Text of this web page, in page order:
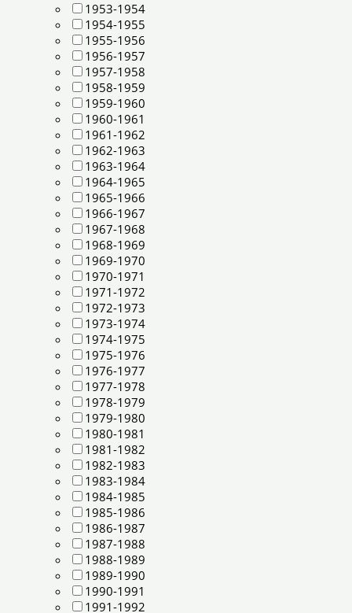
1953-1954
1954-1955
1955-1956
1956-1957
1957-1958
1958-1959
1959-1960
1960-1961
1961-1962
1962-1963
1963-1964
1964-1965
1965-1966
1966-1967
1967-1968
1968-1969
1969-1970
1970-1971
1971-1972
1972-1973
1973-1974
1974-1975
1975-1976
1976-1977
1977-1978
1978-1979
1979-1980
1980-1981
1981-1982
1982-1983
1983-1984
1984-1985
1985-1986
1986-1987
1987-1988
1988-1989
1989-1990
1990-1991
1991-1992